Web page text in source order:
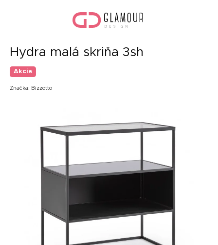
Hydra malá skriňa 3sh
Akcia
Značka: Bizzotto